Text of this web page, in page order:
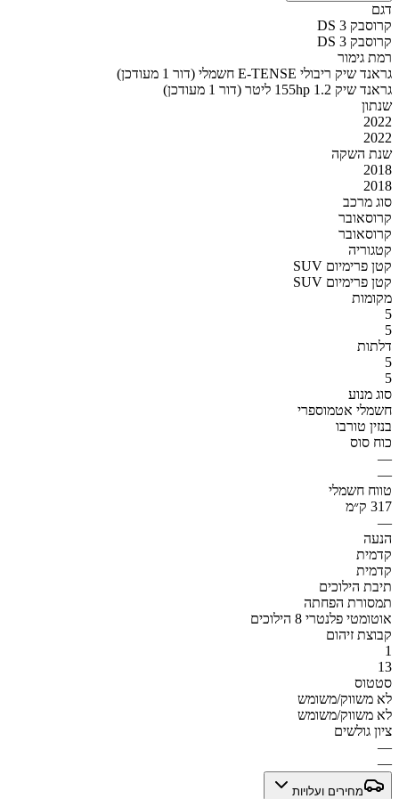
דגם
DS 3 קרוסבק
DS 3 קרוסבק
רמת גימור
גראנד שיק ריבולי E-TENSE חשמלי (דור 1 מעודכן)
גראנד שיק 155hp 1.2 ליטר (דור 1 מעודכן)
שנתון
2022
2022
שנת השקה
2018
2018
סוג מרכב
קרוסאובר
קרוסאובר
קטגוריה
SUV קטן פרימיום
SUV קטן פרימיום
מקומות
5
5
דלתות
5
5
סוג מנוע
חשמלי אטמוספרי
בנזין טורבו
כוח סוס
—
—
טווח חשמלי
317 ק״מ
—
הנעה
קדמית
קדמית
תיבת הילוכים
תמסורת הפחתה
אוטומטי פלנטרי 8 הילוכים
קבוצת זיהום
1
13
סטטוס
לא משווק/משומש
לא משווק/משומש
ציון גולשים
—
—
מחירים ועלויות